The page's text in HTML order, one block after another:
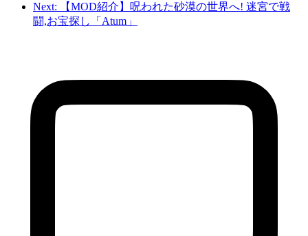
Next: 【MOD紹介】呪われた砂漠の世界へ! 迷宮で戦
闘,お宝探し「Atum」